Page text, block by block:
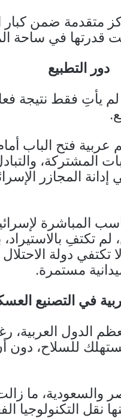
متقدمة ضمن
قدرتها في ساحة
دور التطبيع
لم يأتِ فقط نتيجة
فتح الباب
المشتركة،
المجازر
المباشرة
لم تكتفِ
دولة
مستمرة.
في التصنيع
الدول العربية،
للسلاح،
والسعودية، ما
نقل التكنولوجيا